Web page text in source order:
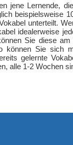
jene Lernende,
beispielsweise
unterteilt.
idealerweise
Sie diese am
können Sie sich
gelernte
alle 1-2 Wochen